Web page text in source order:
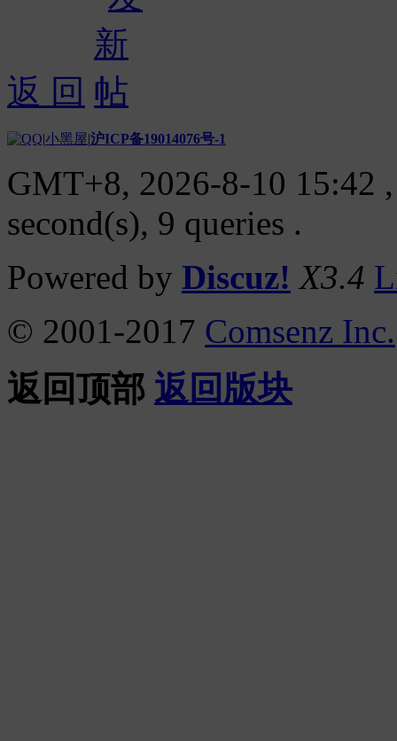
返 回
|小黑屋|沪ICP备19014076号-1
GMT+8, 2026-8-10 15:42
second(s), 9 queries .
Powered by Discuz! X3.4
© 2001-2017 Comsenz Inc.
返回顶部 返回版块